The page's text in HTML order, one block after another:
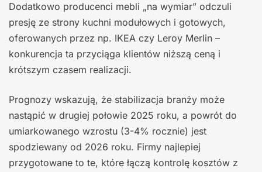
Dodatkowo producenci mebli „na wymiar” odczuli
presję ze strony kuchni modułowych i gotowych,
oferowanych przez np. IKEA czy Leroy Merlin –
konkurencja ta przyciąga klientów niższą ceną i
krótszym czasem realizacji.
Prognozy wskazują, że stabilizacja branży może
nastąpić w drugiej połowie 2025 roku, a powrót do
umiarkowanego wzrostu (3-4% rocznie) jest
spodziewany od 2026 roku. Firmy najlepiej
przygotowane to te, które łączą kontrolę kosztów z